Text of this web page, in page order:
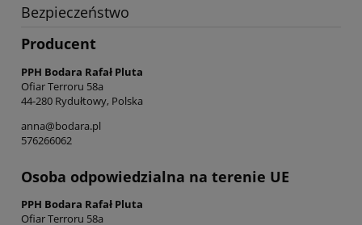
Bezpieczeństwo
Producent
PPH Bodara Rafał Pluta
Ofiar Terroru 58a
44-280 Rydułtowy, Polska
anna@bodara.pl
576266062
Osoba odpowiedzialna na terenie UE
PPH Bodara Rafał Pluta
Ofiar Terroru 58a